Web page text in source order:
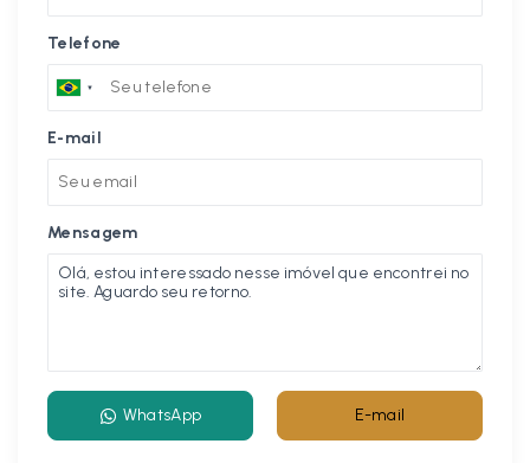
Telefone
E-mail
Mensagem
WhatsApp E-mail